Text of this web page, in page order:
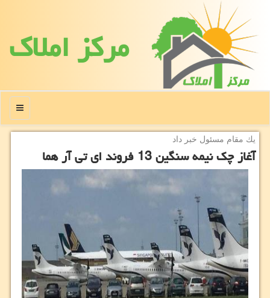
مركز املاك
منو
یك مقام مسئول خبر داد
آغاز چك نیمه سنگین 13 فروند ای تی آر هما